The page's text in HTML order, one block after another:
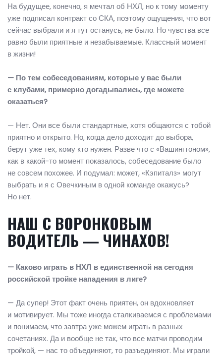
На будущее, конечно, я мечтал об НХЛ, но к тому моменту
уже подписал контракт со СКА, поэтому ощущения, что вот
сейчас выбрали и я тут останусь, не было. Но чувства все
равно были приятные и незабываемые. Классный момент
в жизни!
— По тем собеседованиям, которые у вас были
с клубами, примерно догадывались, где можете
оказаться?
— Нет. Они все были стандартные, хотя общаются с тобой
приятно и открыто. Но, когда дело доходит до выбора,
берут уже тех, кому кто нужен. Разве что с «Вашингтоном»,
как в какой-то момент показалось, собеседование было
не совсем похожее. И подумал: может, «Кэпиталз» могут
выбрать и я с Овечкиным в одной команде окажусь?
Но нет.
НАШ С ВОРОНКОВЫМ
ВОДИТЕЛЬ — ЧИНАХОВ!
— Каково играть в НХЛ в единственной на сегодня
российской тройке нападения в лиге?
— Да супер! Этот факт очень приятен, он вдохновляет
и мотивирует. Мы тоже иногда сталкиваемся с проблемами
и понимаем, что завтра уже можем играть в разных
сочетаниях. Да и вообще не так, что все матчи проводим
тройкой, — нас то объединяют, то разъединяют. Мы играли